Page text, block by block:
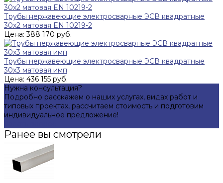
Трубы нержавеющие электросварные ЭСВ квадратные
30x2 матовая EN 10219-2
Цена: 388 170 руб.
Трубы нержавеющие электросварные ЭСВ квадратные
30x3 матовая имп
Цена: 436 155 руб.
Нужна консультация?
Подробно расскажем о наших услугах, видах работ и
типовых проектах, рассчитаем стоимость и подготовим
индивидуальное предложение!
Ранее вы смотрели